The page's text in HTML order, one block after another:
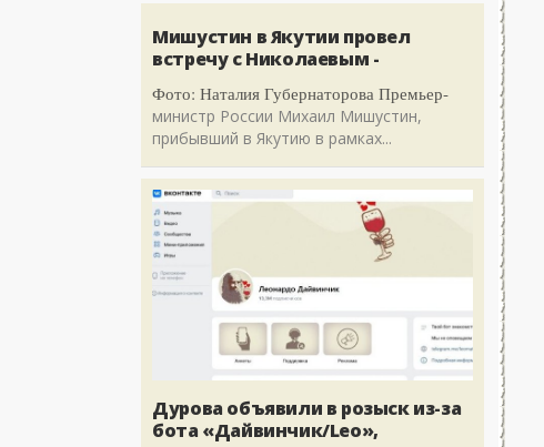
Мишустин в Якутии провел
встречу с Николаевым -
Фото: Наталия Губернаторова Премьер-
министр России Михаил Мишустин,
прибывший в Якутию в рамках...
Дурова объявили в розыск из-за
бота «Дайвинчик/Leo»,